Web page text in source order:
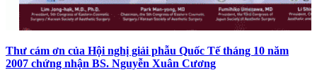
Thư cám ơn của Hội nghị giải phẫu Quốc Tế tháng 10 năm
2007 chứng nhận BS. Nguyễn Xuân Cương